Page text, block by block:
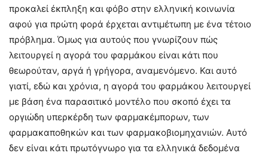
προκαλεί έκπληξη και φόβο στην ελληνική κοινωνία
αφού για πρώτη φορά έρχεται αντιμέτωπη με ένα τέτοιο
πρόβλημα. Όμως για αυτούς που γνωρίζουν πώς
λειτουργεί η αγορά του φαρμάκου είναι κάτι που
θεωρούταν, αργά ή γρήγορα, αναμενόμενο. Και αυτό
γιατί, εδώ και χρόνια, η αγορά του φαρμάκου λειτουργεί
με βάση ένα παρασιτικό μοντέλο που σκοπό έχει τα
οργιώδη υπερκέρδη των φαρμακέμπορων, των
φαρμακαποθηκών και των φαρμακοβιομηχανιών. Αυτό
δεν είναι κάτι πρωτόγνωρο για τα ελληνικά δεδομένα